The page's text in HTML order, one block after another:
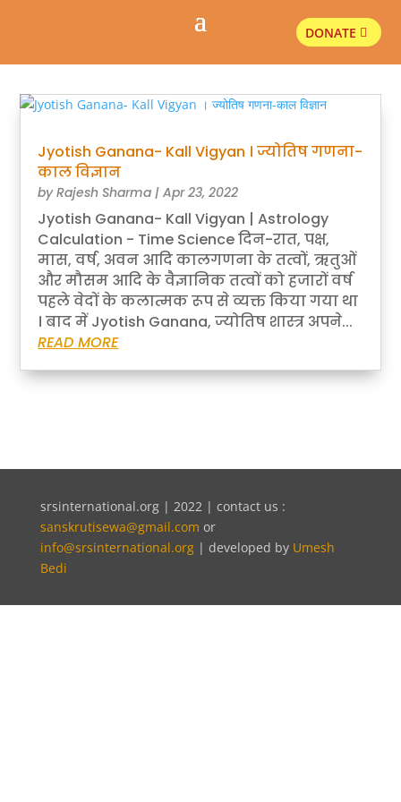
DONATE
Jyotish Ganana- Kall Vigyan । ज्योतिष गणना-
काल विज्ञान
byRajesh Sharma |Apr 23, 2022
Jyotish Ganana- Kall Vigyan | Astrology
Calculation - Time Science दिन-रात, पक्ष,
मास, वर्ष, अवन आदि कालगणना के तत्वों, ऋतुओं
और मौसम आदि के वैज्ञानिक तत्वों को हजारों वर्ष
पहले वेदों के कलात्मक रूप से व्यक्त किया गया था
। बाद में Jyotish Ganana, ज्योतिष शास्त्र अपने...
READ MORE
srsinternational.org | 2022 | contact us :
sanskrutisewa@gmail.com or
info@srsinternational.org| developed by Umesh
Bedi